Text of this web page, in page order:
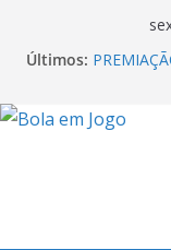
Últimos:
CROSS
ONZE
COPA